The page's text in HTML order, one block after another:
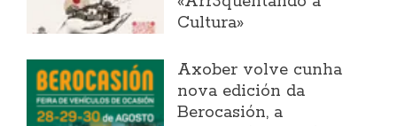
Cultura»
Axober volve cunha
nova edición da
Berocasión, a